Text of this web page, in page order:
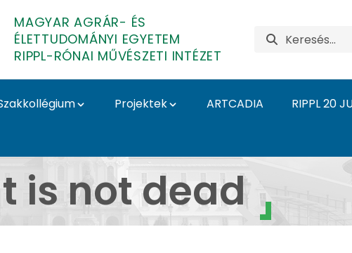
MAGYAR AGRÁR- ÉS
ÉLETTUDOMÁNYI EGYETEM
RIPPL-RÓNAI MŰVÉSZETI INTÉZET
Projektek ARTCADIA
RIPPL 20
dead - Rippl-Rónai
is not dead